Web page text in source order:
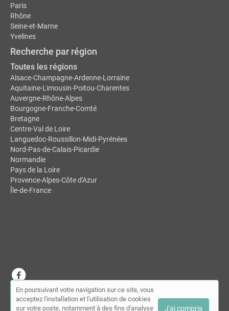
Paris
Rhône
Seine-et-Marne
Yvelines
Recherche par région
Toutes les régions
Alsace-Champagne-Ardenne-Lorraine
Aquitaine-Limousin-Poitou-Charentes
Auvergne-Rhône-Alpes
Bourgogne-Franche-Comté
Bretagne
Centre-Val de Loire
Languedoc-Roussillon-Midi-Pyrénées
Nord-Pas-de-Calais-Picardie
Normandie
Pays de la Loire
Provence-Alpes-Côte d'Azur
Île-de-France
© MDSL | Annuaire des chiropracteurs 2026 |
compte|Contact
En poursuivant votre navigation sur ce site, vous
acceptez l'installation et l'utilisation de cookies
sur votre poste, notamment à des fins d'analyse
J'ai compris